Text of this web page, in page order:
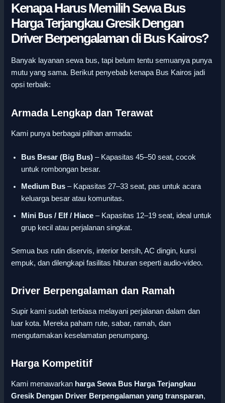
Kenapa Harus Memilih Sewa Bus
Harga Terjangkau Gresik Dengan
Driver Berpengalaman di Bus Kairos?
Banyak layanan sewa bus, tapi belum tentu semuanya punya
mutu yang sama. Berikut penyebab kenapa Bus Kairos jadi
opsi terbaik:
Armada Lengkap dan Terawat
Kami punya berbagai pilihan armada:
Bus Besar (Big Bus) – Kapasitas 45–50 seat, cocok
untuk rombongan besar.
Medium Bus – Kapasitas 27–33 seat, pas untuk acara
keluarga besar atau komunitas.
Mini Bus / Elf / Hiace – Kapasitas 12–19 seat, ideal untuk
grup kecil atau perjalanan singkat.
Semua bus rutin diservis, interior bersih, AC dingin, kursi
empuk, dan dilengkapi fasilitas hiburan seperti audio-video.
Driver Berpengalaman dan Ramah
Supir kami sudah terbiasa melayani perjalanan dalam dan
luar kota. Mereka paham rute, sabar, ramah, dan
mengutamakan keselamatan penumpang.
Harga Kompetitif
Kami menawarkan harga Sewa Bus Harga Terjangkau
Gresik Dengan Driver Berpengalaman yang transparan,